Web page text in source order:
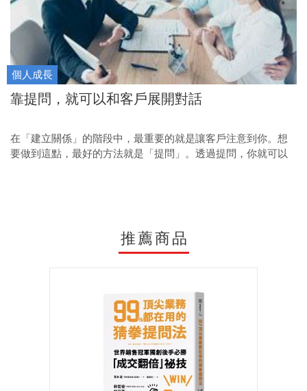
個人成長
靠提問，就可以和客戶展開對話
在「建立關係」的階段中，最重要的就是讓客戶注意到你。想
要做到這點，最好的方法就是「提問」。透過提問，你就可以
推薦商品